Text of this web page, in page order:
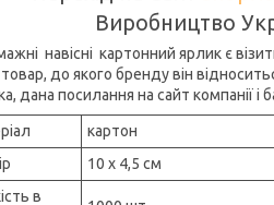
Виробництво
навісні картонний ярлик є
до якого бренду він
посилання на сайт компанії і
картон
10 х 4,5 см
в